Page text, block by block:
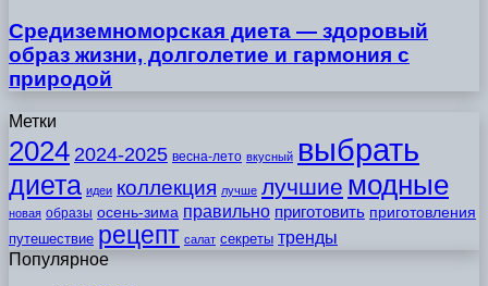
Средиземноморская диета — здоровый
образ жизни, долголетие и гармония с
природой
Метки
2024 2024-2025 весна-лето вкусный выбрать
диета идеи коллекция лучше лучшие модные
новая образы осень-зима правильно приготовить приготовления
путешествие рецепт салат секреты тренды
Популярное